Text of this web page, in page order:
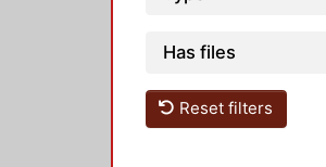
Has files
Reset filters